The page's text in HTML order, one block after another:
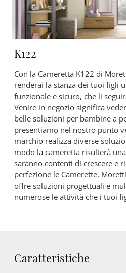
K122
Con la Cameretta K122 di
renderai la stanza dei tuoi figli
funzionale e sicuro, che li
Venire in negozio significa
belle soluzioni per bambine a
presentiamo nel nostro punto
marchio realizza diverse
modo la cameretta risulterà
saranno contenti di crescere e
perfezione le Camerette,
offre soluzioni progettuali e
numerose le attività che i tuoi
Caratteristiche